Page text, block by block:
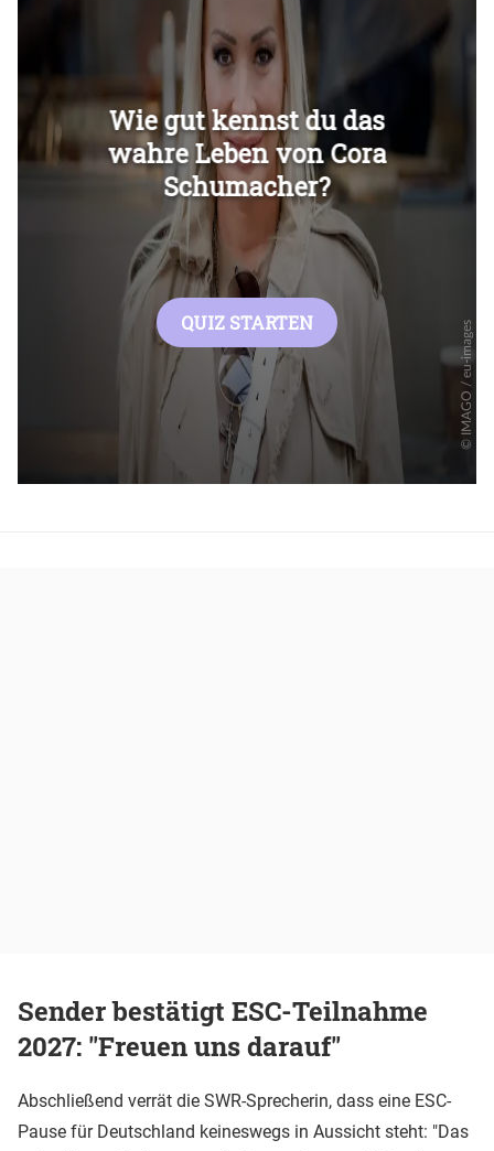
Überspringen
Sender bestätigt ESC-Teilnahme
2027: "Freuen uns darauf"
Abschließend verrät die SWR-Sprecherin, dass eine ESC-
Pause für Deutschland keineswegs in Aussicht steht: "Das